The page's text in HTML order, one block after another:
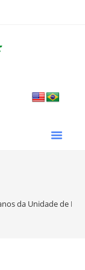
da Unidade de